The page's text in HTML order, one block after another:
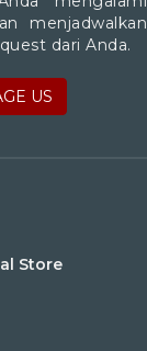
menjadwalkan
dari Anda.
US
Store